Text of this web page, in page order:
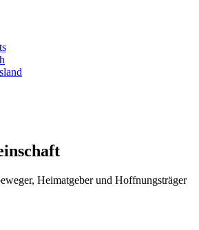
Heimatgeber und Hoffnungsträger